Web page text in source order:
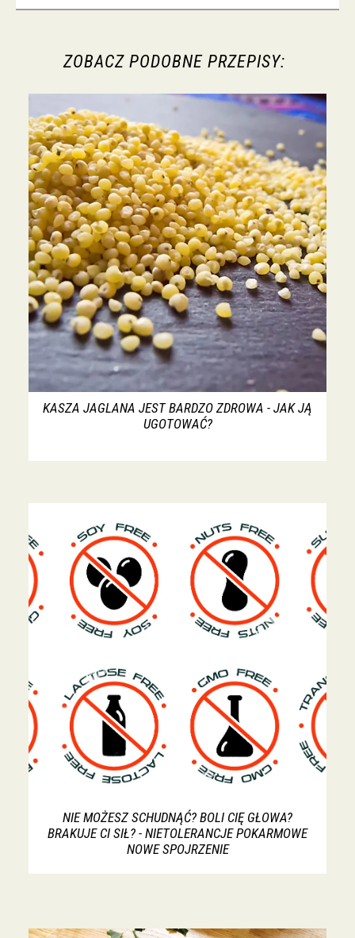
ZOBACZ PODOBNE PRZEPISY:
KASZA JAGLANA JEST BARDZO ZDROWA - JAK JĄ
UGOTOWAĆ?
NIE MOŻESZ SCHUDNĄĆ? BOLI CIĘ GŁOWA?
BRAKUJE CI SIŁ? - NIETOLERANCJE POKARMOWE
NOWE SPOJRZENIE